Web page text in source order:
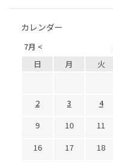
カレンダー
7月 <
日 月 火
2
3 4
9
10 11
16
17 18